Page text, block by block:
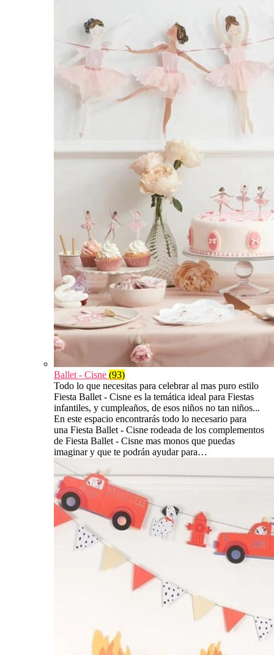
Ballet - Cisne (93)
Todo lo que necesitas para celebrar al mas puro estilo
Fiesta Ballet - Cisne es la temática ideal para Fiestas
infantiles, y cumpleaños, de esos niños no tan niños...
En este espacio encontrarás todo lo necesario para
una Fiesta Ballet - Cisne rodeada de los complementos
de Fiesta Ballet - Cisne mas monos que puedas
imaginar y que te podrán ayudar para…